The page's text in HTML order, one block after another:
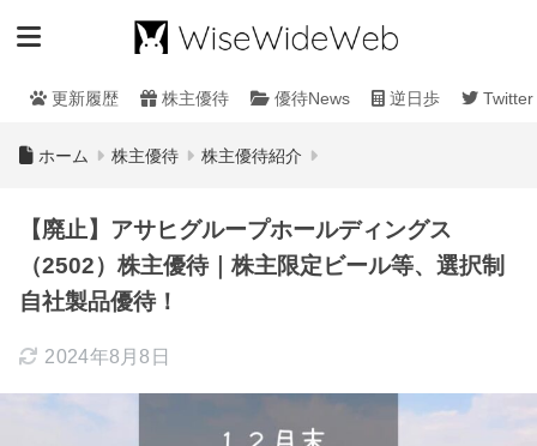
更新履歴 株主優待 優待News 逆日歩 Twitter
ホーム 株主優待 株主優待紹介
【廃止】アサヒグループホールディングス
（2502）株主優待｜株主限定ビール等、選択制
自社製品優待！
2024年8月8日